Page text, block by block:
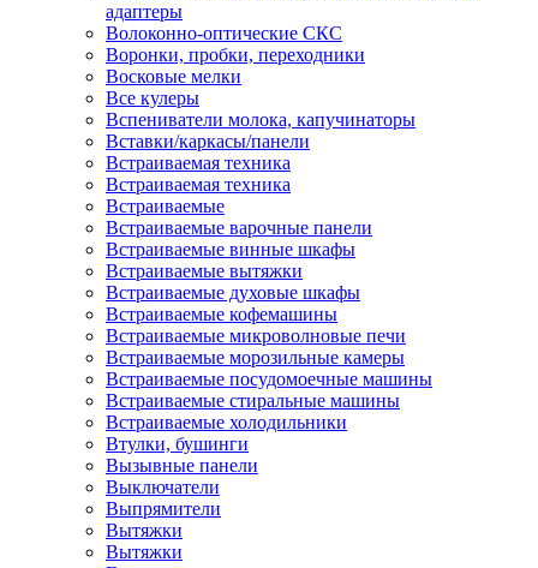
адаптеры
Волоконно-оптические СКС
Воронки, пробки, переходники
Восковые мелки
Все кулеры
Вспениватели молока, капучинаторы
Вставки/каркасы/панели
Встраиваемая техника
Встраиваемая техника
Встраиваемые
Встраиваемые варочные панели
Встраиваемые винные шкафы
Встраиваемые вытяжки
Встраиваемые духовые шкафы
Встраиваемые кофемашины
Встраиваемые микроволновые печи
Встраиваемые морозильные камеры
Встраиваемые посудомоечные машины
Встраиваемые стиральные машины
Встраиваемые холодильники
Втулки, бушинги
Вызывные панели
Выключатели
Выпрямители
Вытяжки
Вытяжки